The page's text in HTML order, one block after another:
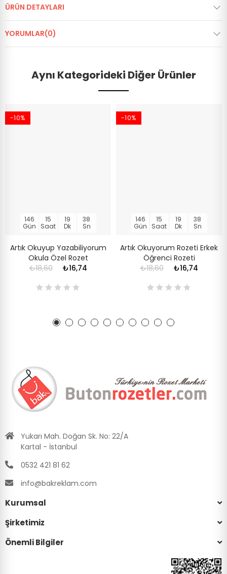
ÜRÜN DETAYLARI
YORUMLAR(0)
Aynı Kategorideki Diğer Ürünler
-10%
146
Gün
15
Saat
19
Dk
37
Sn
Artık Okuyup Yazabiliyorum
Okula Özel Rozet
₺18,60
₺16,74
-10%
146
Gün
15
Saat
19
Dk
37
Sn
Artık Okuyorum Rozeti Erkek
Öğrenci Rozeti
₺18,60
₺16,74
Yukarı Mah. Doğan Sk. No: 22/A
Kartal - İstanbul
0532 421 81 62
info@bakreklam.com
Kurumsal
Şirketimiz
Önemli Bilgiler